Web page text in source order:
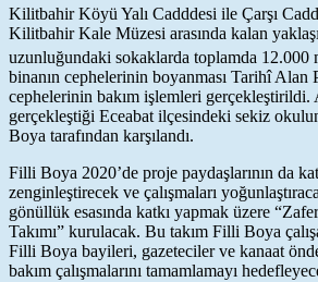
Kilitbahir Köyü Yalı Cadddesi ile Çarşı
Kilitbahir Kale Müzesi arasında kalan
uzunluğundaki sokaklarda toplamda 12.000
binanın cephelerinin boyanması Tarihî Alan
cephelerinin bakım işlemleri gerçekleştirildi.
gerçekleştiği Eceabat ilçesindeki sekiz
Boya tarafından karşılandı.
Filli Boya 2020’de proje paydaşlarının da
zenginleştirecek ve çalışmaları
gönüllük esasında katkı yapmak üzere
Takımı” kurulacak. Bu takım Filli Boya
Filli Boya bayileri, gazeteciler ve kanaat
bakım çalışmalarını tamamlamayı